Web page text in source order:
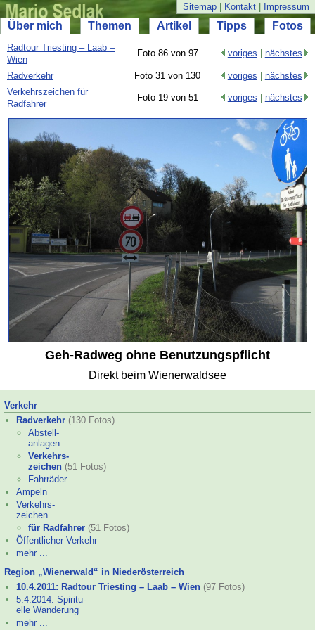
Sitemap Kontakt Impressum
Über mich Themen Artikel Tipps Fotos
Radtour Triesting – Laab –
Wien
Foto 86 von 97 voriges nächstes
Radverkehr Foto 31 von 130 voriges
nächstes
Verkehrszeichen für
Radfahrer
Foto 19 von 51 voriges nächstes
Geh-Radweg ohne Benutzungspflicht
Direkt beim Wienerwaldsee
Verkehr
Radverkehr (130 Fotos)
Abstell-
anlagen
Verkehrs-
zeichen (51 Fotos)
Fahrräder
Ampeln
Verkehrs-
zeichen
für Radfahrer (51 Fotos)
Öffentlicher Verkehr
mehr ...
Region „Wienerwald“ in Niederösterreich
10.4.2011: Radtour Triesting – Laab – Wien (97 Fotos)
5.4.2014: Spiritu-
elle Wanderung
mehr ...